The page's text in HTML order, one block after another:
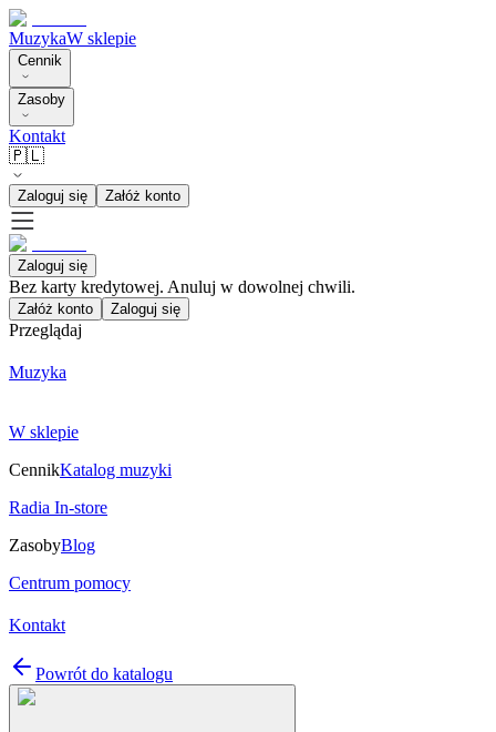
MuzykaW sklepie
Cennik
Zasoby
Kontakt
🇵🇱
Zaloguj się Załóż konto
Zaloguj się
Bez karty kredytowej. Anuluj w dowolnej chwili.
Załóż konto Zaloguj się
Przeglądaj
Muzyka
W sklepie
CennikKatalog muzyki
Radia In-store
ZasobyBlog
Centrum pomocy
Kontakt
Powrót do katalogu